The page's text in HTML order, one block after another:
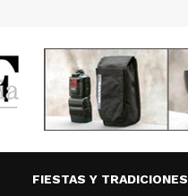
FIESTAS Y TRADICIONES